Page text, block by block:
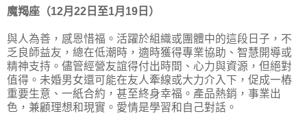
魔羯座（12月22日至1月19日）
與人為善，感恩惜福。活躍於組織或團體中的這段日子，不
乏良師益友，總在低潮時，適時獲得專業協助、智慧開導或
精神支持。儘管經營友誼得付出時間、心力與資源，但絕對
值得。未婚男女還可能在友人牽線或大力介入下，促成一樁
重要生意、一紙合約，甚至終身幸福。產品熱銷，事業出
色，兼顧理想和現實。愛情是學習和自己對話。